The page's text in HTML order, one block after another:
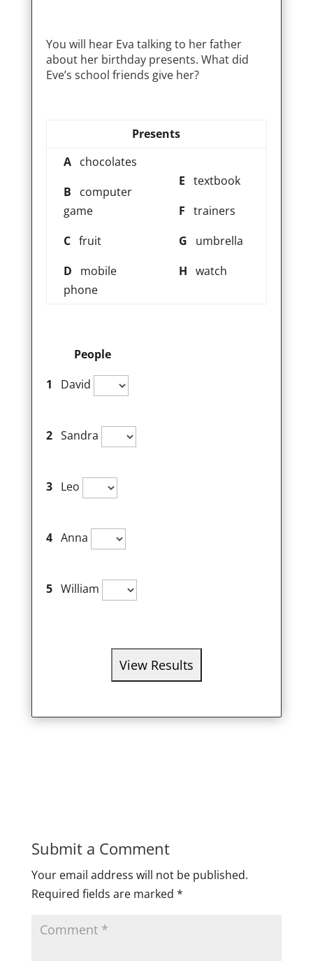
You will hear Eva talking to her father
about her birthday presents. What did
Eve’s school friends give her?
Presents
A chocolates
B
computer
game
C fruit
D
mobile
phone
E textbook
F trainers
G
umbrella
H watch
People
1 David
2Sandra
3Leo
4Anna
5William
Submit a Comment
Your email address will not be published.
Required fields are marked *